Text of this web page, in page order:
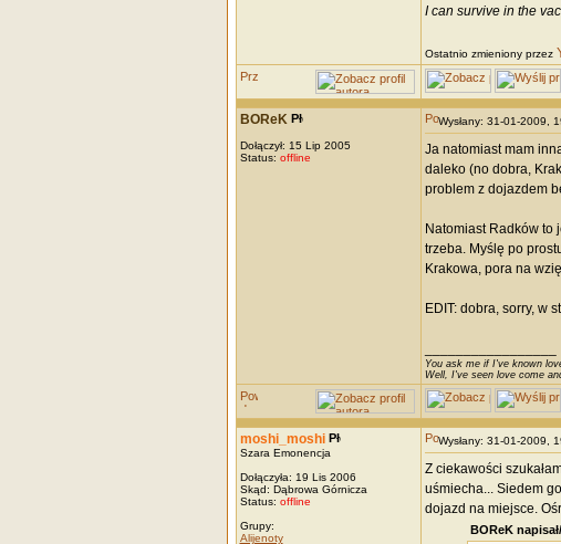
I can survive in the
Ostatnio zmieniony przez
BOReK
Dołączył: 15 Lip 2005
Status: offline
Wysłany: 31-01-2009,
Ja natomiast mam
daleko (no dobra,
problem z dojazdem
Natomiast Radków to
trzeba. Myślę po
Krakowa, pora na
EDIT: dobra, sorry, w
You ask me if I've known
Well, I've seen love come
moshi_moshi
Szara Emonencja
Dołączyła: 19 Lis 2006
Skąd: Dąbrowa Górnicza
Status: offline
Grupy:
Alijenoty
Wysłany: 31-01-2009,
Z ciekawości
uśmiecha... Siedem
dojazd na miejsce.
BOReK